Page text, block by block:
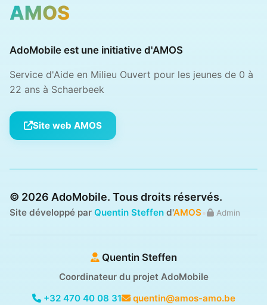
AMOS
AdoMobile est une initiative d'AMOS
Service d'Aide en Milieu Ouvert pour les jeunes de 0 à
22 ans à Schaerbeek
Site web AMOS
© 2026 AdoMobile. Tous droits réservés.
Site développé par Quentin Steffen d'AMOS• Admin
Quentin Steffen
Coordinateur du projet AdoMobile
+32 470 40 08 31
quentin@amos-amo.be